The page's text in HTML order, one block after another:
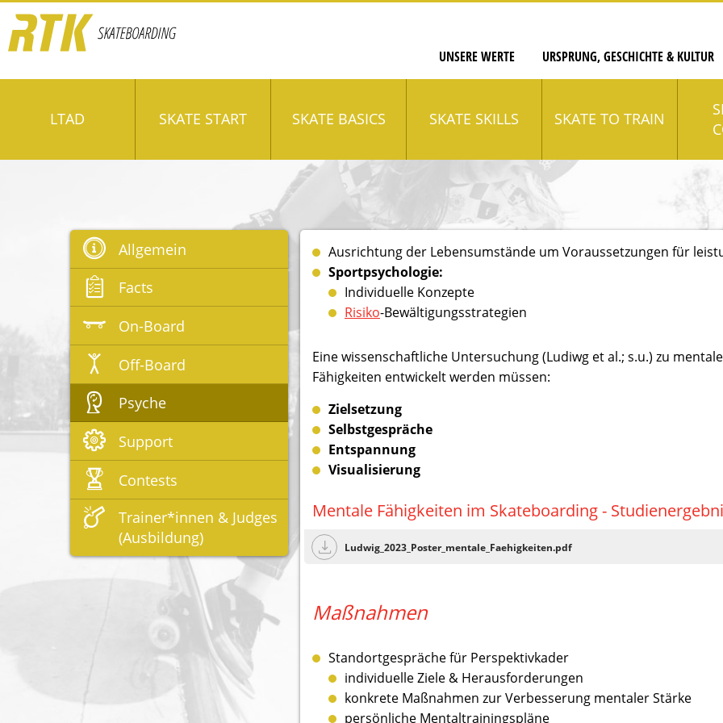
UNSERE WERTE URSPRUNG, GESCHICHTE & KULTUR
LTAD SKATE START SKATE BASICS SKATE SKILLS SKATE TO TRAIN
Allgemein
Facts
On-Board
Off-Board
Psyche
Support
Contests
Trainer*innen & Judges
(Ausbildung)
Ausrichtung der Lebensumstände um Voraussetzungen für
Sportpsychologie:
Individuelle Konzepte
Risiko-Bewältigungsstrategien
Eine wissenschaftliche Untersuchung (Ludiwg et al.; s.u.) zu
Fähigkeiten entwickelt werden müssen:
Zielsetzung
Selbstgespräche
Entspannung
Visualisierung
Mentale Fähigkeiten im Skateboarding -
Ludwig_2023_Poster_mentale_Faehigkeiten.pdf
Maßnahmen
Standortgespräche für Perspektivkader
individuelle Ziele & Herausforderungen
konkrete Maßnahmen zur Verbesserung mentaler Stärke
persönliche Mentaltrainingspläne